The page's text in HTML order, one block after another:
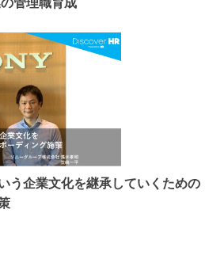
う企業文化を継承していくための